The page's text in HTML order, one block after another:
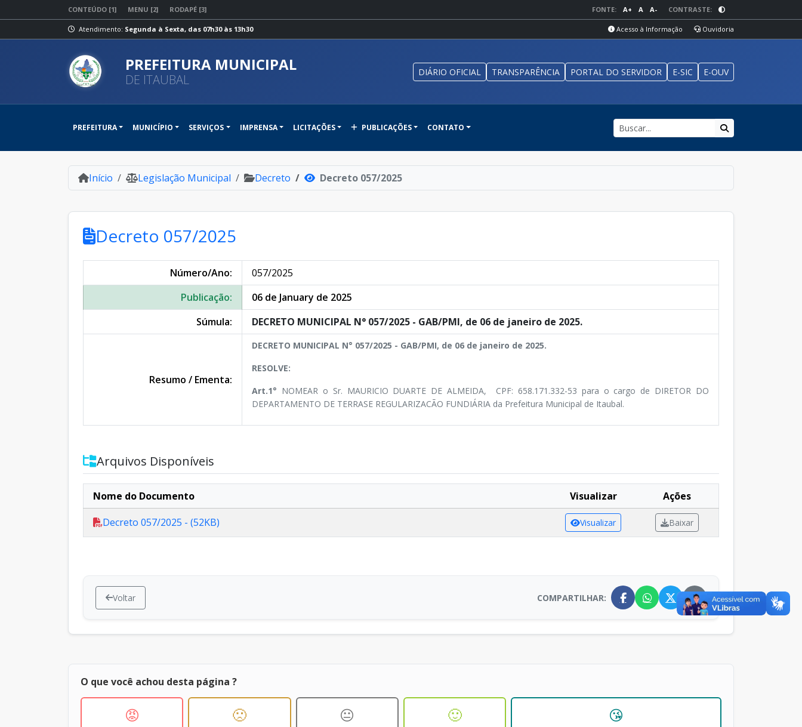
CONTEÚDO [1] MENU [2] RODAPÉ [3] FONTE: A+ A A- CONTRASTE:
Atendimento: Segunda à Sexta, das 07h30 às 13h30 Acesso à Informação Ouvidoria
PREFEITURA MUNICIPAL
DE ITAUBAL DIÁRIO OFICIAL TRANSPARÊNCIA PORTAL DO SERVIDOR E-SIC E-OUV
PREFEITURA MUNICÍPIO SERVIÇOS IMPRENSA LICITAÇÕES PUBLICAÇÕES CONTATO
Início Legislação Municipal Decreto Decreto 057/2025
Decreto 057/2025
Número/Ano:
057/2025
Publicação:
06 de January de 2025
Súmula:
DECRETO MUNICIPAL N° 057/2025 - GAB/PMI, de 06 de janeiro de 2025.
Resumo / Ementa:
DECRETO MUNICIPAL N° 057/2025 - GAB/PMI, de 06 de janeiro de 2025.
RESOLVE:
Art.1° NOMEAR o Sr. MAURICIO DUARTE DE ALMEIDA, CPF: 658.171.332-53 para o cargo de DIRETOR DO
DEPARTAMENTO DE TERRASE REGULARIZACÃO FUNDIÁRIA da Prefeitura Municipal de Itaubal.
Arquivos Disponíveis
Nome do Documento Visualizar
Ações
Decreto 057/2025 - (52KB)
Visualizar Baixar
Voltar COMPARTILHAR:
O que você achou desta página ?
😡 🙁 😐 🙂 😘